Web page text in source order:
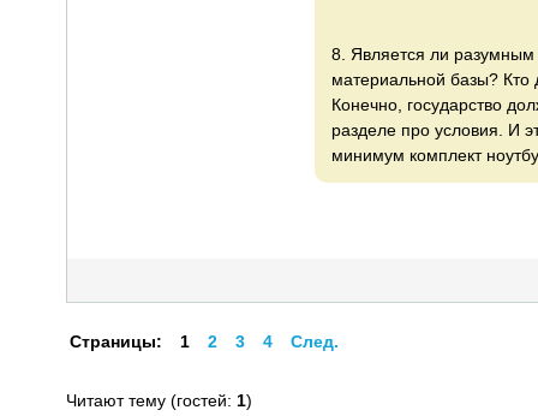
8. Является ли разумным
материальной базы? Кто
Конечно, государство
разделе про условия. И
минимум комплект
Страницы: 1 2 3 4 След.
Читают тему (гостей: 1)